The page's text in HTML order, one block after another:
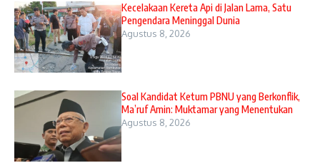
Kecelakaan Kereta Api di Jalan Lama, Satu
Pengendara Meninggal Dunia
Agustus 8, 2026
Soal Kandidat Ketum PBNU yang Berkonflik,
Ma’ruf Amin: Muktamar yang Menentukan
Agustus 8, 2026